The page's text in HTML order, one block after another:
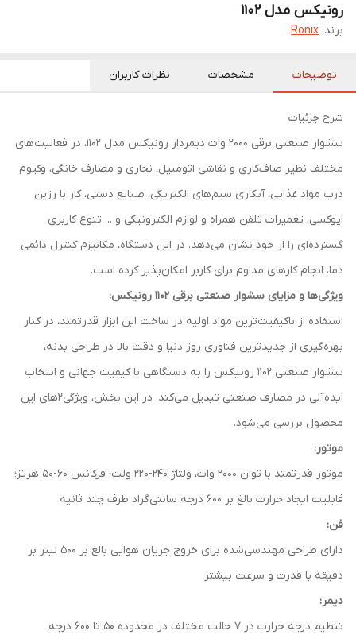
رونیکس مدل 1102
برند: Ronix
توضیحات مشخصات نظرات کاربران
شرح جزئیات
سشوار صنعتی برقی 2000 وات دیمردار رونیکس مدل 1102، در فعالیت‌های
مختلف نظیر صاف‌کاری و نقاشی اتومبیل، نجاری و مصارف خانگی، وکیوم
درب مواد غذایی، آبکاری سیم‌های الکتریکی، صنایع دستی، کار با رزین
اپوکسی، تعمیرات تلفن همراه و لوازم الکترونیکی و ... تنوع کاربری
گسترده‌ای را از خود نشان می‌دهد. در این دستگاه، مکانیزم کنترل دائمی
دما، انجام کارهای مداوم برای کاربر امکان‌پذیر کرده است.
ویژگی‌ها و مزایای سشوار صنعتی برقی 1102 رونیکس:
استفاده از باکیفیت‌ترین مواد اولیه در ساخت این ابزار قدرتمند، در کنار
بهره‌گیری از جدیدترین فناوری روز دنیا و دقت بالا در طراحی بدنه،
سشوار صنعتی 1102 رونیکس را به دستگاهی با کیفیت جهانی و انتخاب
ایده‌آلی در مصارف صنعتی تبدیل می‌کند. در این بخش، ویژگی2های این
محصول بررسی می‌شود.
موتور:
موتور قدرتمند با توان 2000 وات، ولتاژ 240-220 ولت؛ فرکانس 60-50 هرتز؛
قابلیت ایجاد حرارت بالغ بر 600 درجه‌ سانتی‌گراد ظرف چند ثانیه
فن:
دارای طراحی مهندسی‌شده برای خروج جریان هوایی بالغ بر ۵۰۰ لیتر بر
دقیقه با قدرت و سرعت بیشتر
دیمر:
تنظیم درجه حرارت در 7 حالت مختلف در محدوده 50 تا 600 درجه‌